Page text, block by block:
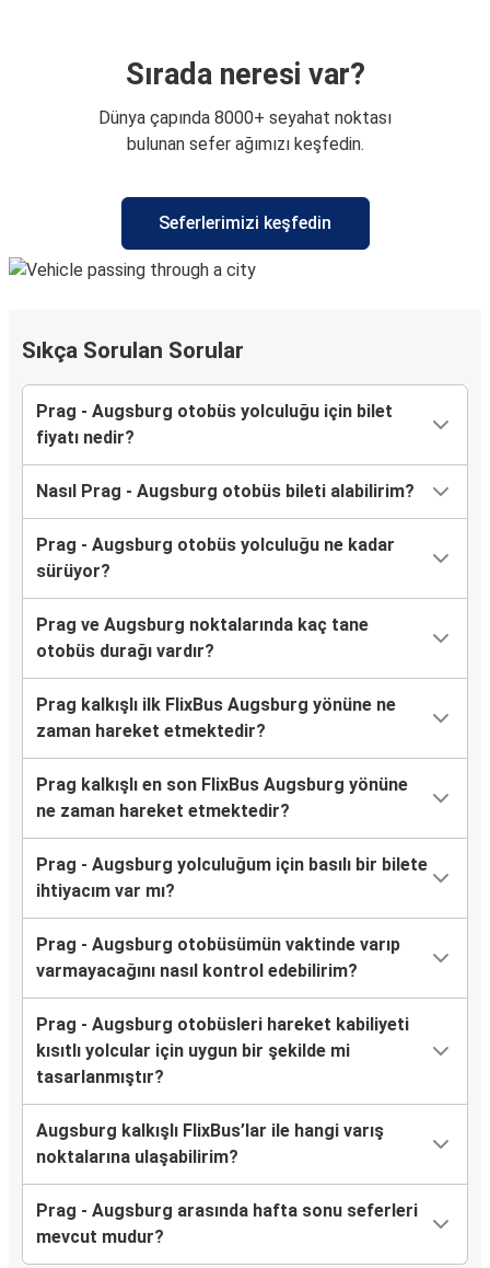
Sırada neresi var?
Dünya çapında 8000+ seyahat noktası
bulunan sefer ağımızı keşfedin.
Seferlerimizi keşfedin
Sıkça Sorulan Sorular
Prag - Augsburg otobüs yolculuğu için bilet
fiyatı nedir?
Nasıl Prag - Augsburg otobüs bileti alabilirim?
Prag - Augsburg otobüs yolculuğu ne kadar
sürüyor?
Prag ve Augsburg noktalarında kaç tane
otobüs durağı vardır?
Prag kalkışlı ilk FlixBus Augsburg yönüne ne
zaman hareket etmektedir?
Prag kalkışlı en son FlixBus Augsburg yönüne
ne zaman hareket etmektedir?
Prag - Augsburg yolculuğum için basılı bir bilete
ihtiyacım var mı?
Prag - Augsburg otobüsümün vaktinde varıp
varmayacağını nasıl kontrol edebilirim?
Prag - Augsburg otobüsleri hareket kabiliyeti
kısıtlı yolcular için uygun bir şekilde mi
tasarlanmıştır?
Augsburg kalkışlı FlixBus’lar ile hangi varış
noktalarına ulaşabilirim?
Prag - Augsburg arasında hafta sonu seferleri
mevcut mudur?